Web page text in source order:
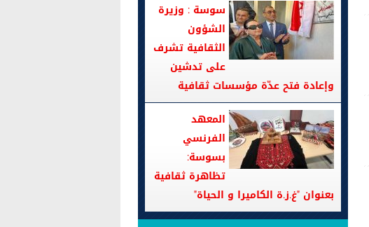
سوسة : وزيرة
الشؤون
الثقافية تشرف
على تدشين
وإعادة فتح عدّة مؤسسات ثقافية
المعهد
الفرنسي
بسوسة:
تظاهرة ثقافية
بعنوان "غ.ز.ة الكاميرا و الحياة"